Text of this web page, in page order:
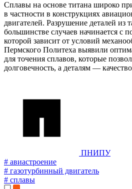
Сплавы на основе титана широко
в частности в конструкциях
двигателей. Разрушение деталей из
большинстве случаев начинается с
которой зависит от условий
Пермского Политеха выявили
для точения сплавов, которые
долговечность, а деталям —
ПНИПУ
# авиастроение
# газотурбинный двигатель
# сплавы